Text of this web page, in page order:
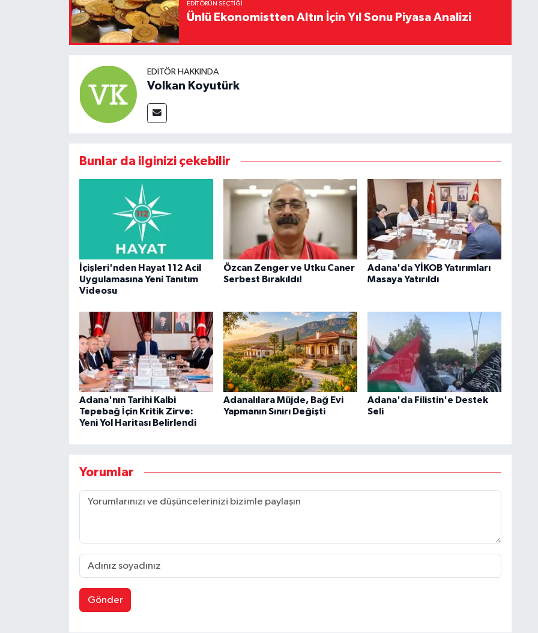
EDITÖRÜN SEÇTIĞI
Ünlü Ekonomistten Altın İçin Yıl Sonu Piyasa Analizi
EDITÖR HAKKINDA
Volkan Koyutürk
Bunlar da ilginizi çekebilir
İçişleri'nden Hayat 112 Acil
Uygulamasına Yeni Tanıtım
Videosu
Özcan Zenger ve Utku Caner
Serbest Bırakıldı!
Adana'da YİKOB Yatırımları
Masaya Yatırıldı
Adana'nın Tarihi Kalbi
Tepebağ İçin Kritik Zirve:
Yeni Yol Haritası Belirlendi
Adanalılara Müjde, Bağ Evi
Yapmanın Sınırı Değişti
Adana'da Filistin'e Destek
Seli
Yorumlar
Gönder